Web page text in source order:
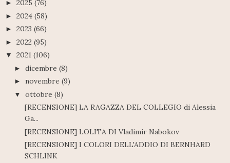
► 2025 (76)
► 2024 (58)
► 2023 (66)
► 2022 (95)
▼ 2021 (106)
► dicembre (8)
► novembre (9)
▼ ottobre (8)
[RECENSIONE] LA RAGAZZA DEL COLLEGIO di Alessia
Ga...
[RECENSIONE] LOLITA DI Vladimir Nabokov
[RECENSIONE] I COLORI DELL'ADDIO DI BERNHARD
SCHLINK